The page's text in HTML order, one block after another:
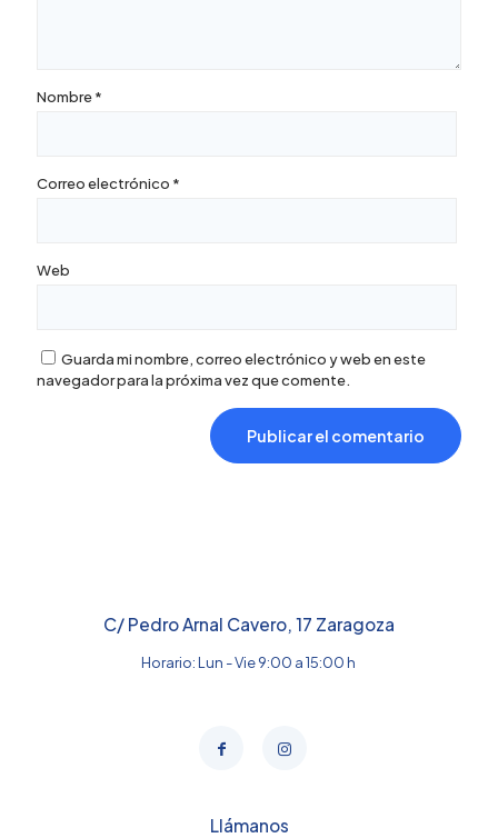
Nombre*
Correo electrónico *
Web
Guarda mi nombre, correo electrónico y web en este
navegador para la próxima vez que comente.
C/ Pedro Arnal Cavero, 17 Zaragoza
Horario: Lun - Vie 9:00 a 15:00 h
Llámanos